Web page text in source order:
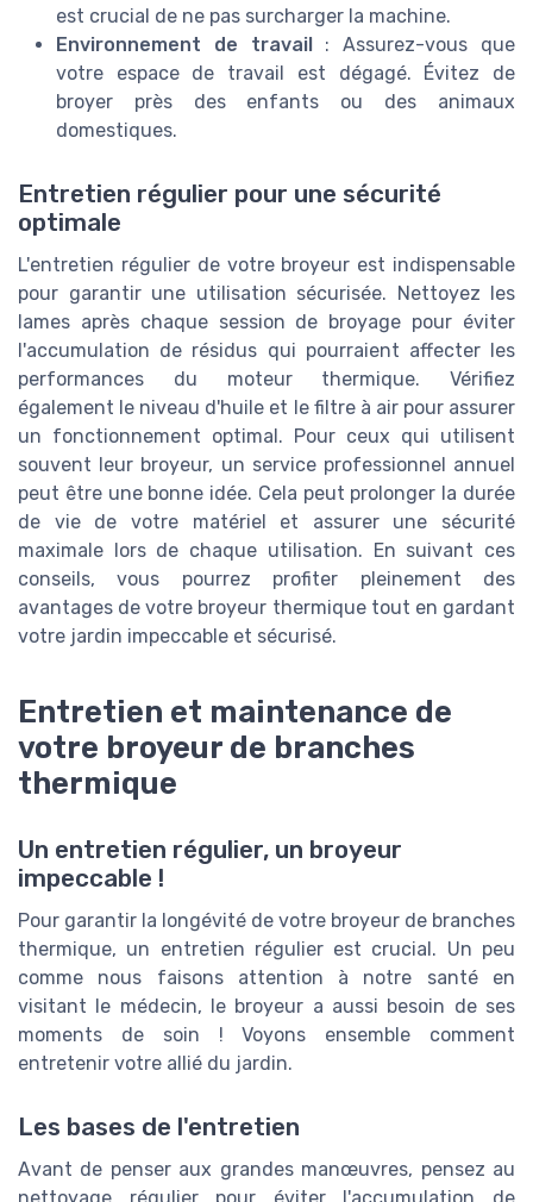
est crucial de ne pas surcharger la machine.
Environnement de travail: Assurez-vous que
votre espace de travail est dégagé. Évitez de
broyer près des enfants ou des animaux
domestiques.
Entretien régulier pour une sécurité
optimale
L'entretien régulier de votre broyeur est indispensable
pour garantir une utilisation sécurisée. Nettoyez les
lames après chaque session de broyage pour éviter
l'accumulation de résidus qui pourraient affecter les
performances du moteur thermique. Vérifiez
également le niveau d'huile et le filtre à air pour assurer
un fonctionnement optimal. Pour ceux qui utilisent
souvent leur broyeur, un service professionnel annuel
peut être une bonne idée. Cela peut prolonger la durée
de vie de votre matériel et assurer une sécurité
maximale lors de chaque utilisation. En suivant ces
conseils, vous pourrez profiter pleinement des
avantages de votre broyeur thermique tout en gardant
votre jardin impeccable et sécurisé.
Entretien et maintenance de
votre broyeur de branches
thermique
Un entretien régulier, un broyeur
impeccable !
Pour garantir la longévité de votre broyeur de branches
thermique, un entretien régulier est crucial. Un peu
comme nous faisons attention à notre santé en
visitant le médecin, le broyeur a aussi besoin de ses
moments de soin ! Voyons ensemble comment
entretenir votre allié du jardin.
Les bases de l'entretien
Avant de penser aux grandes manœuvres, pensez au